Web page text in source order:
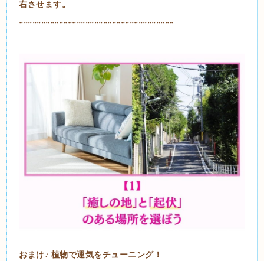
右させます。
¨¨¨¨¨¨¨¨¨¨¨¨¨¨¨¨¨¨¨¨¨¨¨¨¨¨¨¨¨¨¨¨¨¨¨
おまけ♪ 植物で運気をチューニング！